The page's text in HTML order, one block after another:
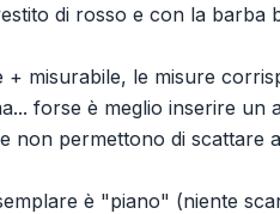
di rosso e con la barba
misurabile, le misure
forse è meglio inserire un
non permettono di scattare
è "piano" (niente